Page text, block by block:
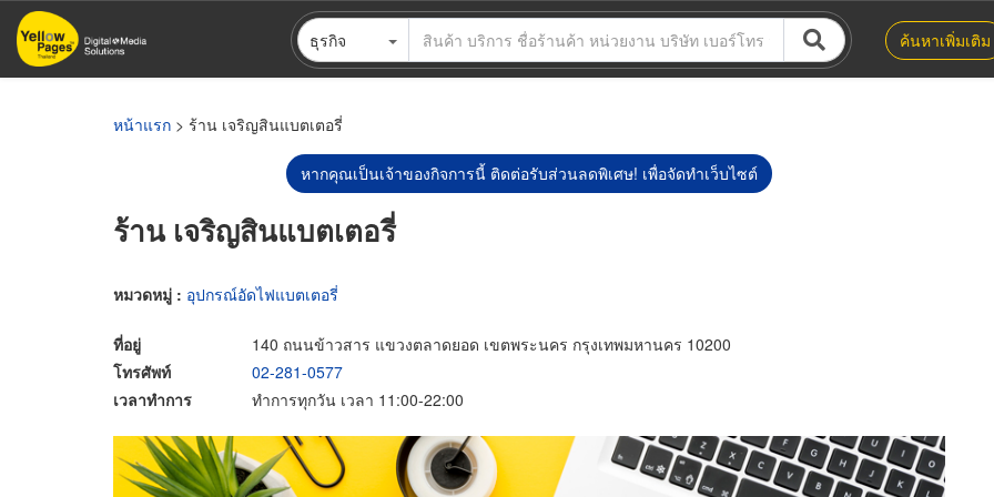
ข้าม
ไป
ธุรกิจ ค้นหาเพิ่มเติม
หน้าแรก > ร้าน เจริญสินแบตเตอรี่
หากคุณเป็นเจ้าของกิจการนี้ ติดต่อรับส่วนลดพิเศษ! เพื่อจัดทำเว็บไซต์
ร้าน เจริญสินแบตเตอรี่
หมวดหมู่ : อุปกรณ์อัดไฟแบตเตอรี่
ที่อยู่
140 ถนนข้าวสาร แขวงตลาดยอด เขตพระนคร กรุงเทพมหานคร 10200
โทรศัพท์
02-281-0577
เวลาทำการ
ทำการทุกวัน เวลา 11:00-22:00